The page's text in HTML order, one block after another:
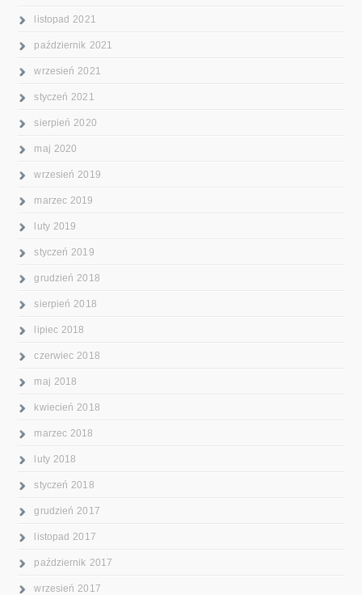
listopad 2021
październik 2021
wrzesień 2021
styczeń 2021
sierpień 2020
maj 2020
wrzesień 2019
marzec 2019
luty 2019
styczeń 2019
grudzień 2018
sierpień 2018
lipiec 2018
czerwiec 2018
maj 2018
kwiecień 2018
marzec 2018
luty 2018
styczeń 2018
grudzień 2017
listopad 2017
październik 2017
wrzesień 2017